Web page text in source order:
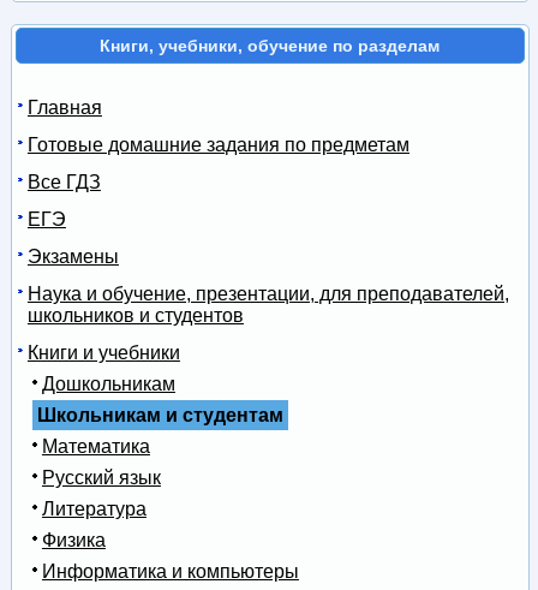
Книги, учебники, обучение по разделам
Главная
Готовые домашние задания по предметам
Все ГДЗ
ЕГЭ
Экзамены
Наука и обучение, презентации, для преподавателей,
школьников и студентов
Книги и учебники
Дошкольникам
Школьникам и студентам
Математика
Русский язык
Литература
Физика
Информатика и компьютеры